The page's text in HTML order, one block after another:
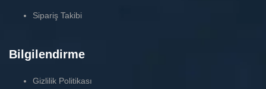
Sipariş Takibi
Bilgilendirme
Gizlilik Politikası